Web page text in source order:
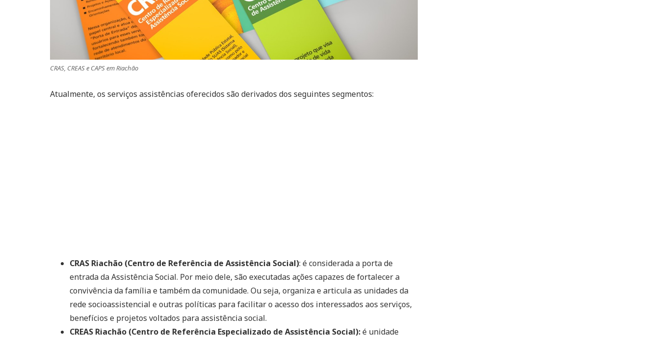
CRAS, CREAS e CAPS em Riachão
Atualmente, os serviços assistências oferecidos são derivados dos seguintes segmentos:
CRAS Riachão (Centro de Referência de Assistência Social): é considerada a porta de
entrada da Assistência Social. Por meio dele, são executadas ações capazes de fortalecer a
convivência da família e também da comunidade. Ou seja, organiza e articula as unidades da
rede socioassistencial e outras políticas para facilitar o acesso dos interessados aos serviços,
benefícios e projetos voltados para assistência social.
CREAS Riachão (Centro de Referência Especializado de Assistência Social):é unidade